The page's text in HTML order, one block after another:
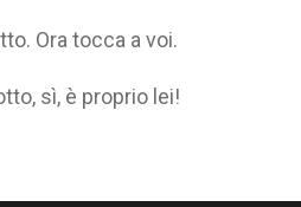
Ora tocca a voi.
sì, è proprio lei!